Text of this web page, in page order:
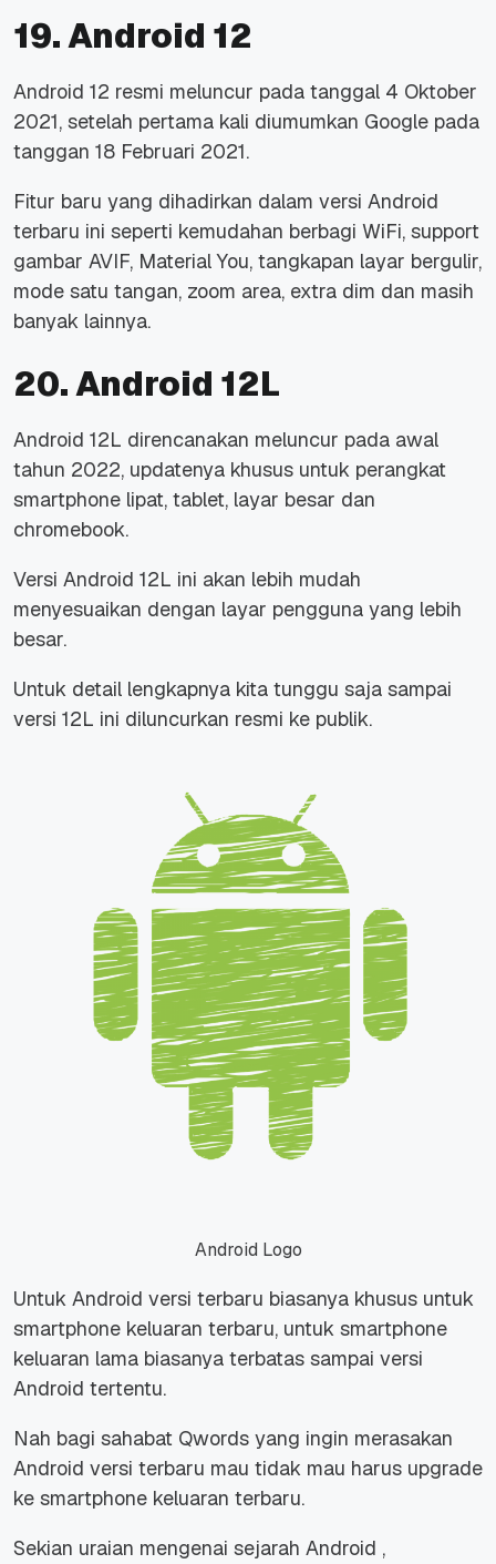
19. Android 12
Android 12 resmi meluncur pada tanggal 4 Oktober
2021, setelah pertama kali diumumkan Google pada
tanggan 18 Februari 2021.
Fitur baru yang dihadirkan dalam versi Android
terbaru ini seperti kemudahan berbagi WiFi, support
gambar AVIF, Material You, tangkapan layar bergulir,
mode satu tangan, zoom area, extra dim dan masih
banyak lainnya.
20. Android 12L
Android 12L direncanakan meluncur pada awal
tahun 2022, updatenya khusus untuk perangkat
smartphone lipat, tablet, layar besar dan
chromebook.
Versi Android 12L ini akan lebih mudah
menyesuaikan dengan layar pengguna yang lebih
besar.
Untuk detail lengkapnya kita tunggu saja sampai
versi 12L ini diluncurkan resmi ke publik.
Android Logo
Untuk Android versi terbaru biasanya khusus untuk
smartphone keluaran terbaru, untuk smartphone
keluaran lama biasanya terbatas sampai versi
Android tertentu.
Nah bagi sahabat Qwords yang ingin merasakan
Android versi terbaru mau tidak mau harus upgrade
ke smartphone keluaran terbaru.
Sekian uraian mengenai sejarah Android ,